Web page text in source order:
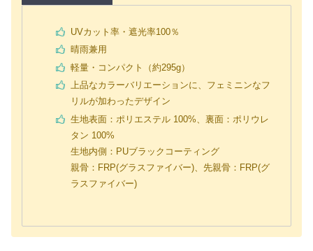
UVカット率・遮光率100％
晴雨兼用
軽量・コンパクト（約295g）
上品なカラーバリエーションに、フェミニンなフ
リルが加わったデザイン
生地表面：ポリエステル 100%、裏面：ポリウレ
タン 100%
生地内側：PUブラックコーティング
親骨：FRP(グラスファイバー)、先親骨：FRP(グ
ラスファイバー)